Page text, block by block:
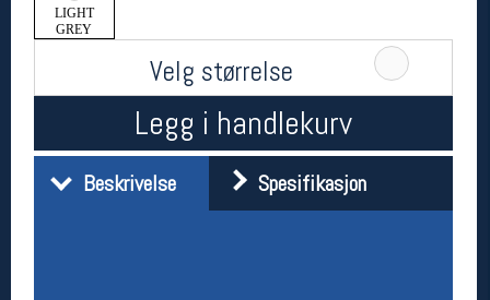
LIGHT
GREY
Velg størrelse
Legg i handlekurv
Beskrivelse Spesifikasjon
Telefon: 23 32 62 00
(telefontid man-fredag klokken 10-13)
Om oss
Kontakt oss
Åpningstider butikk
11-18